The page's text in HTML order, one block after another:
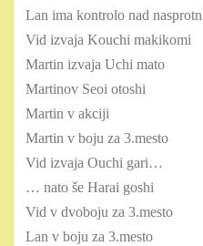
Lan ima kontrolo nad
Vid izvaja Kouchi makikomi
Martin izvaja Uchi mato
Martinov Seoi otoshi
Martin v akciji
Martin v boju za 3.mesto
Vid izvaja Ouchi gari…
… nato še Harai goshi
Vid v dvoboju za 3.mesto
Lan v boju za 3.mesto